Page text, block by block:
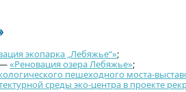
экопарка „Лебяжье“»;
—«Реновация озера Лебяжье»;
пешеходного моста-
среды эко-центра в проекте